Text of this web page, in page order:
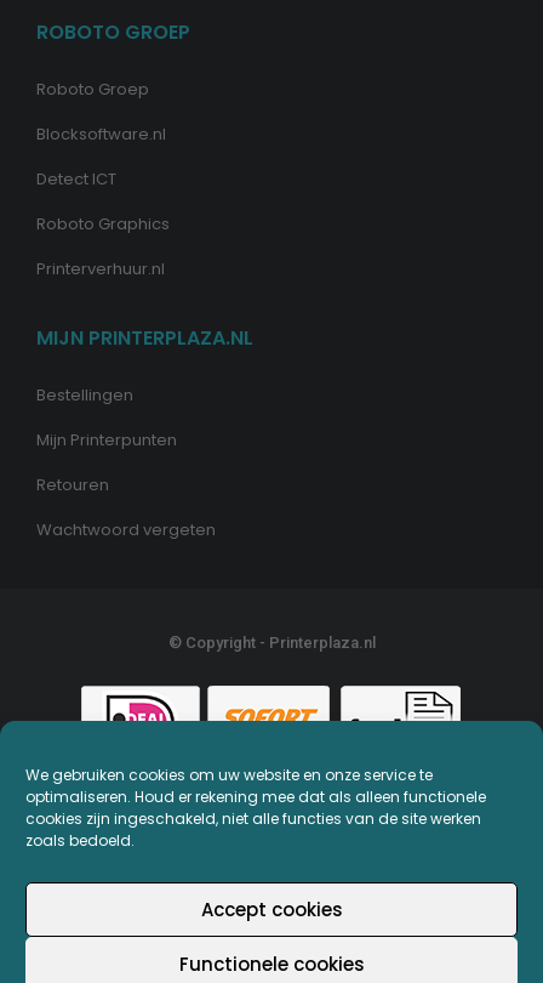
We gebruiken cookies om uw website en onze service te
optimaliseren. Houd er rekening mee dat als alleen functionele
cookies zijn ingeschakeld, niet alle functies van de site werken
zoals bedoeld.
Accept cookies
Functionele cookies
ROBOTO GROEP
Roboto Groep
Blocksoftware.nl
Detect ICT
Roboto Graphics
Printerverhuur.nl
MIJN PRINTERPLAZA.NL
Bestellingen
Mijn Printerpunten
Retouren
Wachtwoord vergeten
© Copyright - Printerplaza.nl